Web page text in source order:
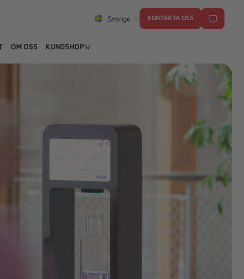
Sverige KONTAKTA OSS
OM OSS KUNDSHOP